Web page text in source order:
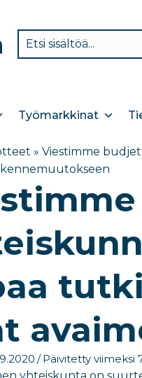
Työmarkkinat
» Viestimme
/ Päivitetty viimeksi